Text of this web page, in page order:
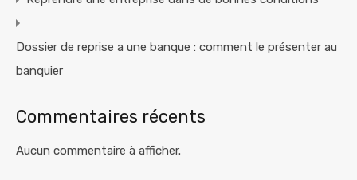
Dossier de reprise a une banque : comment le présenter au
banquier
Commentaires récents
Aucun commentaire à afficher.